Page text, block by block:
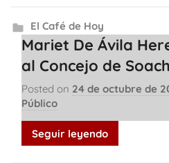
El Café de Hoy
Mariet De Ávila
al Concejo de
Posted on 24 de octubre de
Público
Seguir leyendo